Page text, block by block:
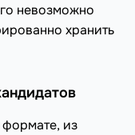
невозможно
хранить
формате, из